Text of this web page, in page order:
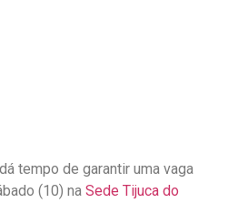
tempo de garantir uma vaga
(10) na Sede Tijuca do